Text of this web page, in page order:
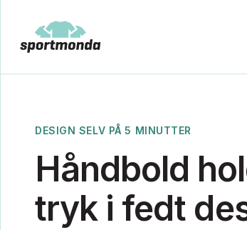
DESIGN SELV PÅ 5 MINUTTER
Håndbold
tryk i fedt